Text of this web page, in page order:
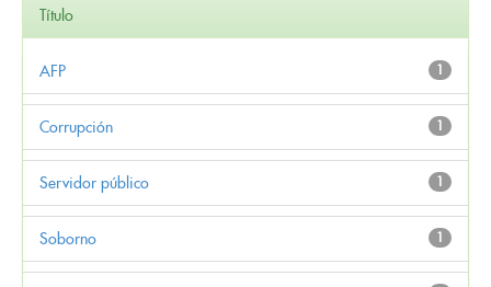
Título
1
AFP
1
Corrupción
1
Servidor público
1
Soborno